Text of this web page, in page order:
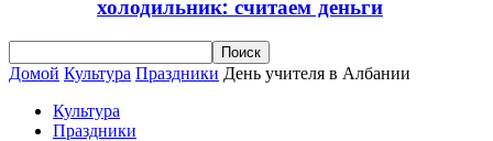
холодильник: считаем деньги
Домой Культура Праздники День учителя в Албании
Культура
Праздники